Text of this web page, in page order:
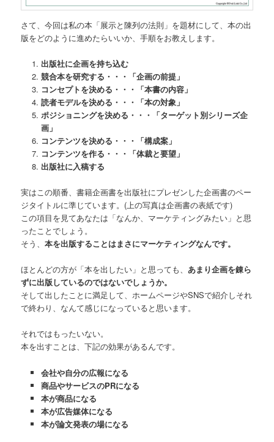
さて、今回は私の本「展示と陳列の法則」を題材にして、本の出
版をどのように進めたらいいか、手順をお教えします。
出版社に企画を持ち込む
競合本を研究する・・・「企画の前提」
コンセプトを決める・・・「本書の内容」
読者モデルを決める・・・「本の対象」
ポジショニングを決める・・・「ターゲット別シリーズ企
画」
コンテンツを決める・・・「構成案」
コンテンツを作る・・・「体裁と要望」
出版社に入稿する
実はこの順番、書籍企画書を出版社にプレゼンした企画書のペー
ジタイトルに準じています。(上の写真は企画書の表紙です)
この項目を見てあなたは「なんか、マーケティングみたい」と思
ったことでしょう。
そう、本を出版することはまさにマーケティングなんです。
ほとんどの方が「本を出したい」と思っても、あまり企画を錬ら
ずに出版しているのではないでしょうか。
そして出したことに満足して、ホームページやSNSで紹介しそれ
で終わり、なんて感じになっていると思います。
それではもったいない。
本を出すことは、下記の効果があるんです。
会社や自分の広報になる
商品やサービスのPRになる
本が商品になる
本が広告媒体になる
本が論文発表の場になる